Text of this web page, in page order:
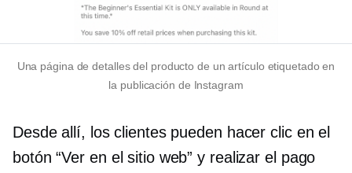
Una página de detalles del producto de un artículo etiquetado en
la publicación de Instagram
Desde allí, los clientes pueden hacer clic en el
botón “Ver en el sitio web” y realizar el pago